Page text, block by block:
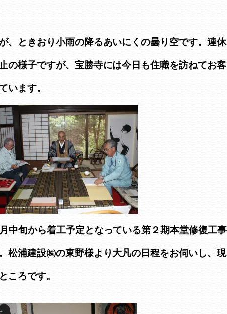
、ときおり小雨の降るあいにくの曇り空です。連休
の様子ですが、宝勝寺には今日も住職を訪ねてお客
います。
中旬から着工予定となっている第２期本堂修復工事
松浦建設㈱の東野様より大凡の日程をお伺いし、現
ころです。